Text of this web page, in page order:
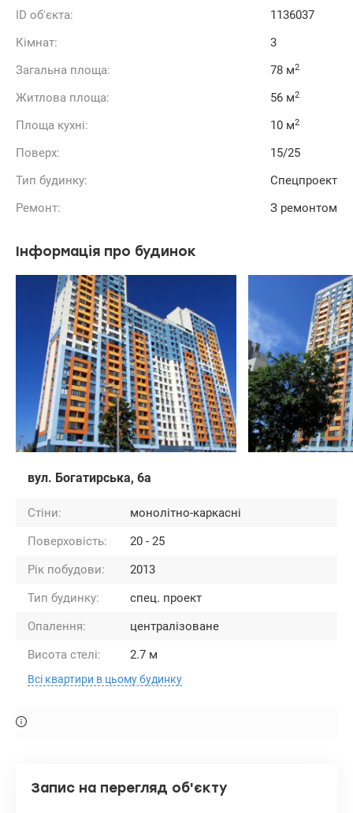
ID об'єкта:
1136037
Кімнат:
3
Загальна площа:
78 м2
Житлова площа: 56 м2
Площа кухні: 10 м2
Поверх:
15/25
Тип будинку:
Спецпроект
Ремонт:
З ремонтом
Інформація про будинок
вул. Богатирська, 6а
Стіни:
монолітно-каркасні
Поверховість:
20 - 25
Рік побудови:
2013
Тип будинку:
спец. проект
Опалення:
централізоване
Висота стелі:
2.7 м
Всі квартири в цьому будинку
Запис на перегляд об'єкту